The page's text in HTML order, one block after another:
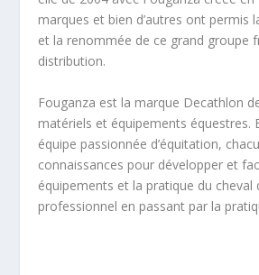
marques et bien d’autres ont permis
et la renommée de ce grand groupe
distribution.
Fouganza est la marque Decathlon
matériels et équipements équestres.
équipe passionnée d’équitation,
connaissances pour développer et
équipements et la pratique du cheval
professionnel en passant par la